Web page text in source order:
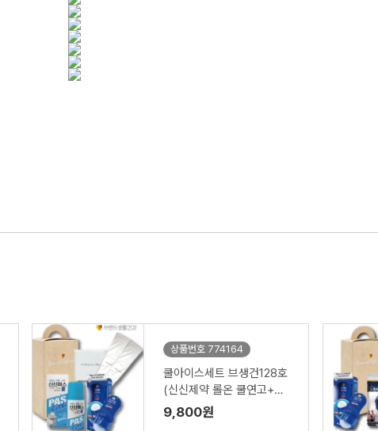
상품번호 774164
쿨아이스세트 브생건128호
(신신제약 롤온 쿨연고+멘
소래담 쿨롤온로션+아쿠아
쿨토시)
9,800원